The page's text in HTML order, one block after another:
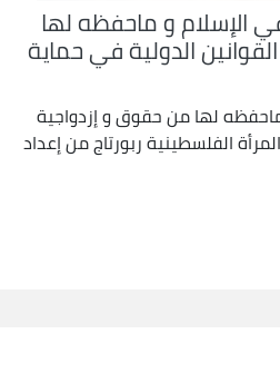
الإسلام و ماحفظه لها
الدولية في حماية
لها من حقوق و إزدواجية
الفلسطينية ربورتاج من إعداد